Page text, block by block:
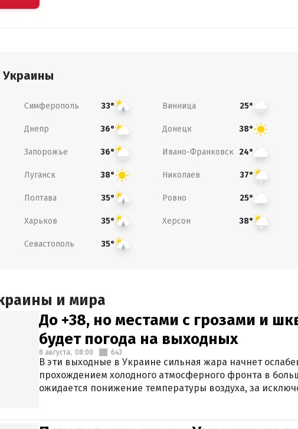
Украины
Симферополь 33° Винница 25°
Днепр 36° Донецк 38°
Запорожье 36° Ивано-Франковск 24°
Луганск 38° Николаев 37°
Полтава 35° Ровно 25°
Харьков 35° Херсон 38°
Севастополь 35°
и мира
До +38, но местами с грозами и
будет погода на выходных
8 августа, 08:00 643
В эти выходные в Украине сильная жара начнет
прохождением холодного атмосферного фронта в
ожидается понижение температуры воздуха, за